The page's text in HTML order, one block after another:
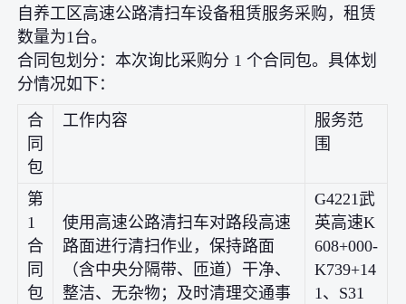
自养工区高速公路清扫车设备租赁服务采购，租赁
数量为1台。
合同包划分：本次询比采购分 1 个合同包。具体划
分情况如下：
合
同
包
工作内容
服务范
围
第
1
合
同
包
使用高速公路清扫车对路段高速
路面进行清扫作业，保持路面
（含中央分隔带、匝道）干净、
整洁、无杂物；及时清理交通事
G4221武
英高速K
608+000-
K739+14
1、S31